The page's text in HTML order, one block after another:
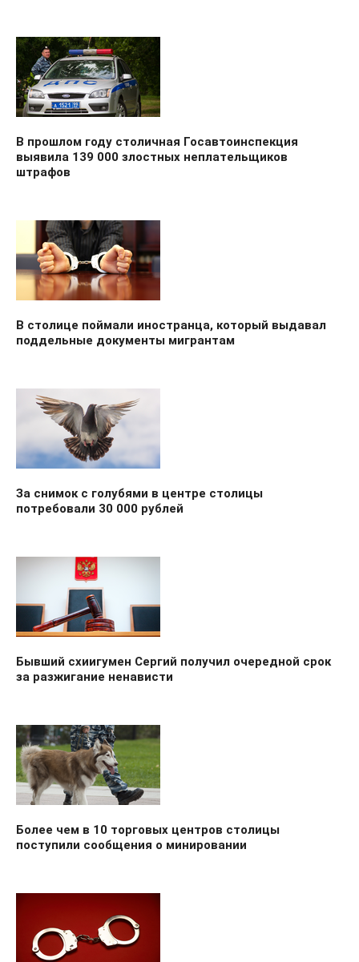
В прошлом году столичная Госавтоинспекция
выявила 139 000 злостных неплательщиков
штрафов
В столице поймали иностранца, который выдавал
поддельные документы мигрантам
За снимок с голубями в центре столицы
потребовали 30 000 рублей
Бывший схиигумен Сергий получил очередной срок
за разжигание ненависти
Более чем в 10 торговых центров столицы
поступили сообщения о минировании